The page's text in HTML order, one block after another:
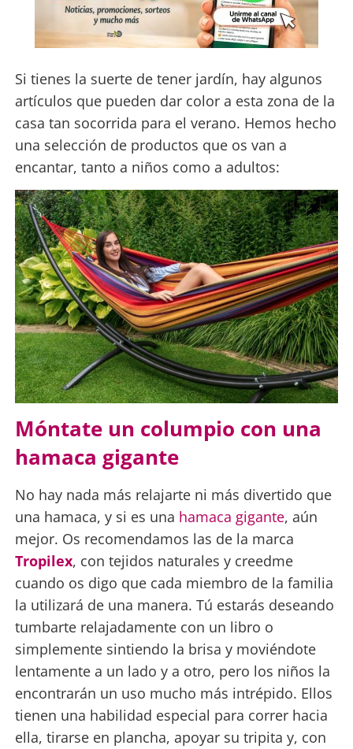
Si tienes la suerte de tener jardín, hay algunos
artículos que pueden dar color a esta zona de la
casa tan socorrida para el verano. Hemos hecho
una selección de productos que os van a
encantar, tanto a niños como a adultos:
Móntate un columpio con una
hamaca gigante
No hay nada más relajarte ni más divertido que
una hamaca, y si es una hamaca gigante, aún
mejor. Os recomendamos las de la marca
Tropilex, con tejidos naturales y creedme
cuando os digo que cada miembro de la familia
la utilizará de una manera. Tú estarás deseando
tumbarte relajadamente con un libro o
simplemente sintiendo la brisa y moviéndote
lentamente a un lado y a otro, pero los niños la
encontrarán un uso mucho más intrépido. Ellos
tienen una habilidad especial para correr hacia
ella, tirarse en plancha, apoyar su tripita y, con